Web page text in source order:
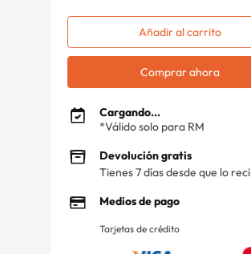
Añadir al carrito
Comprar ahora
Cargando...
*Válido solo para RM
Devolución gratis
Tienes 7 días desde que lo
Medios de pago
Tarjetas de crédito